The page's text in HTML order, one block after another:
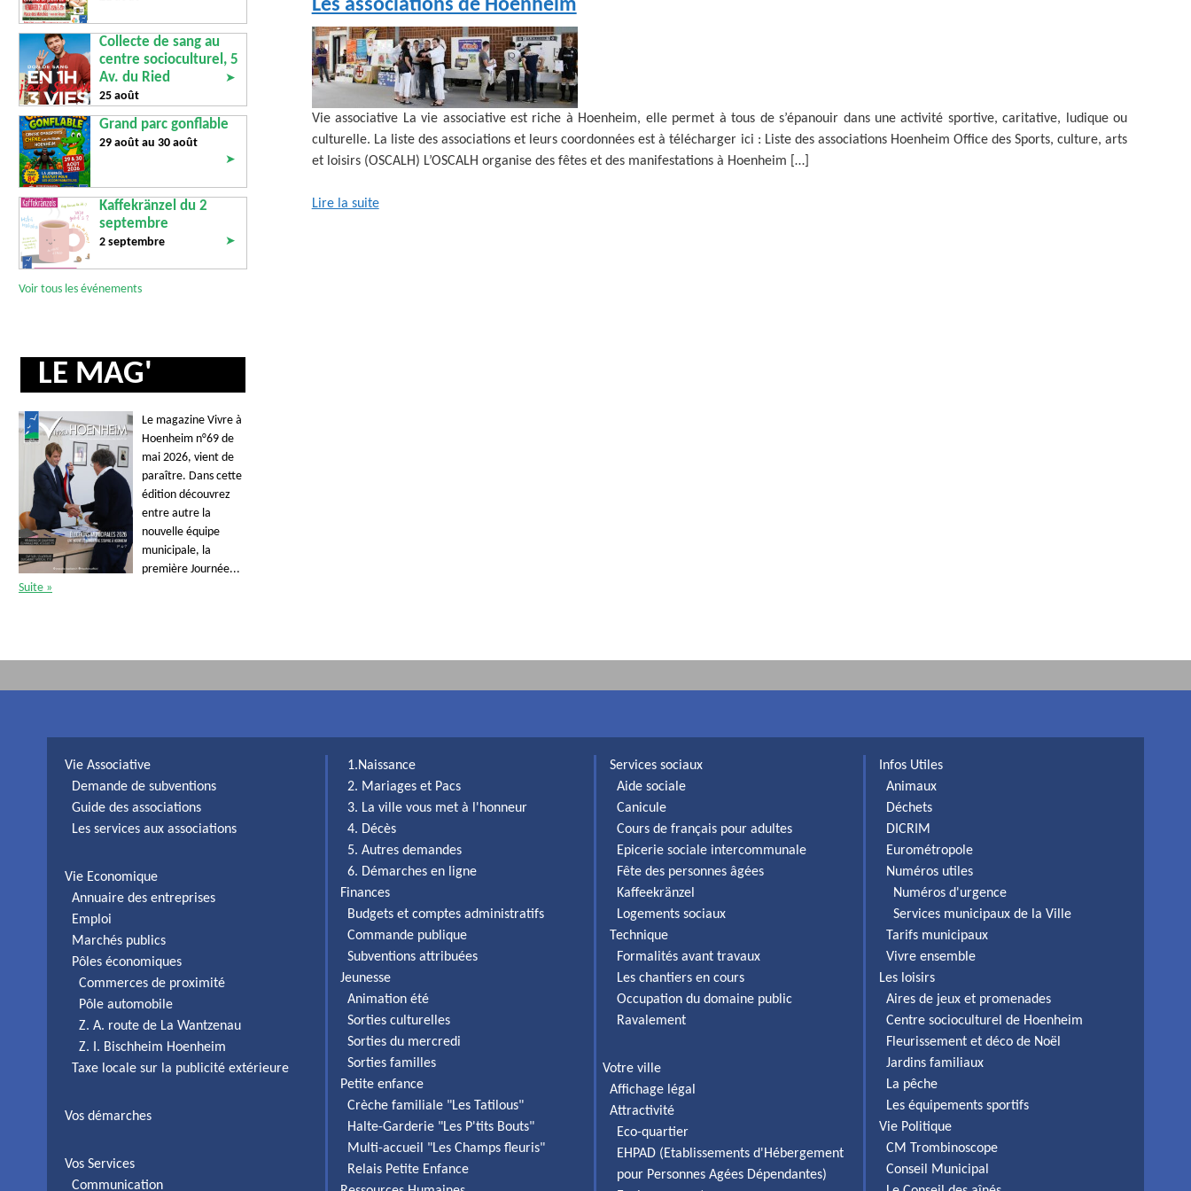
Collecte de sang au
centre socioculturel, 5
Av. du Ried
25 août
➤
Grand parc gonflable
29 août au 30 août
➤
Kaffekränzel du 2
septembre
2 septembre ➤
Voir tous les événements
LE MAG'
Le magazine Vivre à
Hoenheim n°69 de
mai 2026, vient de
paraître. Dans cette
édition découvrez
entre autre la
nouvelle équipe
municipale, la
première Journée...
Suite »
Les associations de Hoenheim
Vie associative La vie associative est riche à Hoenheim, elle permet à tous de s’épanouir dans une activité sportive, caritative, ludique ou
culturelle. La liste des associations et leurs coordonnées est à télécharger ici : Liste des associations Hoenheim Office des Sports, culture, arts
et loisirs (OSCALH) L’OSCALH organise des fêtes et des manifestations à Hoenheim […]
Lire la suite
Vie Associative
Demande de subventions
Guide des associations
Les services aux associations
Vie Economique
Annuaire des entreprises
Emploi
Marchés publics
Pôles économiques
Commerces de proximité
Pôle automobile
Z. A. route de La Wantzenau
Z. I. Bischheim Hoenheim
Taxe locale sur la publicité extérieure
Vos démarches
Vos Services
Communication
1.Naissance
2. Mariages et Pacs
3. La ville vous met à l'honneur
4. Décès
5. Autres demandes
6. Démarches en ligne
Finances
Budgets et comptes administratifs
Commande publique
Subventions attribuées
Jeunesse
Animation été
Sorties culturelles
Sorties du mercredi
Sorties familles
Petite enfance
Crèche familiale "Les Tatilous"
Halte-Garderie "Les P'tits Bouts"
Multi-accueil "Les Champs fleuris"
Relais Petite Enfance
Services sociaux
Aide sociale
Canicule
Cours de français pour adultes
Epicerie sociale intercommunale
Fête des personnes âgées
Kaffeekränzel
Logements sociaux
Technique
Formalités avant travaux
Les chantiers en cours
Occupation du domaine public
Ravalement
Votre ville
Affichage légal
Attractivité
Eco-quartier
EHPAD (Etablissements d'Hébergement
pour Personnes Agées Dépendantes)
Infos Utiles
Animaux
Déchets
DICRIM
Eurométropole
Numéros utiles
Numéros d'urgence
Services municipaux de la Ville
Tarifs municipaux
Vivre ensemble
Les loisirs
Aires de jeux et promenades
Centre socioculturel de Hoenheim
Fleurissement et déco de Noël
Jardins familiaux
La pêche
Les équipements sportifs
Vie Politique
CM Trombinoscope
Conseil Municipal